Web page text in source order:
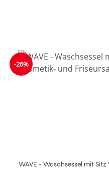
-26%
WAVE - Waschsessel mit